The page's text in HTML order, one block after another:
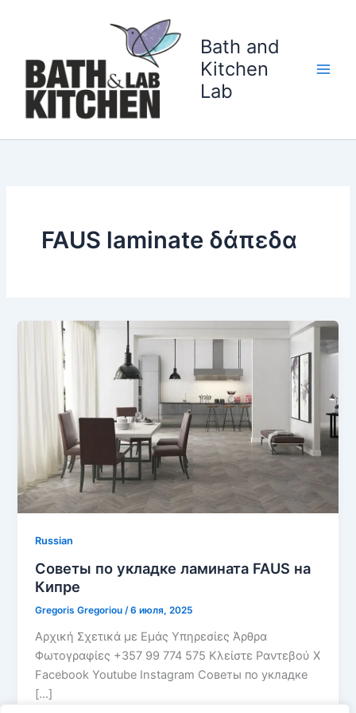
Bath and
Kitchen
Lab
FAUS laminate δάπεδα
Russian
Советы по укладке ламината FAUS на
Кипре
Gregoris Gregoriou/6 июля, 2025
Αρχική Σχετικά με Εμάς Υπηρεσίες Άρθρα
Φωτογραφίες +357 99 774 575 Κλείστε Ραντεβού X
Facebook Youtube Instagram Советы по укладке
[…]